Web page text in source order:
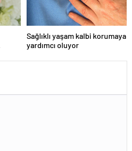
Sağlıklı yaşam kalbi korumaya
yardımcı oluyor